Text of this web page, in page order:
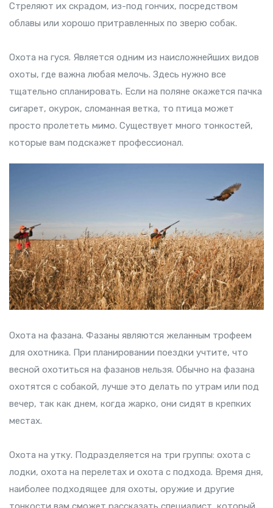
Стреляют их скрадом, из-под гончих, посредством
облавы или хорошо притравленных по зверю собак.
Охота на гуся. Является одним из наисложнейших видов
охоты, где важна любая мелочь. Здесь нужно все
тщательно спланировать. Если на поляне окажется пачка
сигарет, окурок, сломанная ветка, то птица может
просто пролететь мимо. Существует много тонкостей,
которые вам подскажет профессионал.
Охота на фазана. Фазаны являются желанным трофеем
для охотника. При планировании поездки учтите, что
весной охотиться на фазанов нельзя. Обычно на фазана
охотятся с собакой, лучше это делать по утрам или под
вечер, так как днем, когда жарко, они сидят в крепких
местах.
Охота на утку. Подразделяется на три группы: охота с
лодки, охота на перелетах и охота с подхода. Время дня,
наиболее подходящее для охоты, оружие и другие